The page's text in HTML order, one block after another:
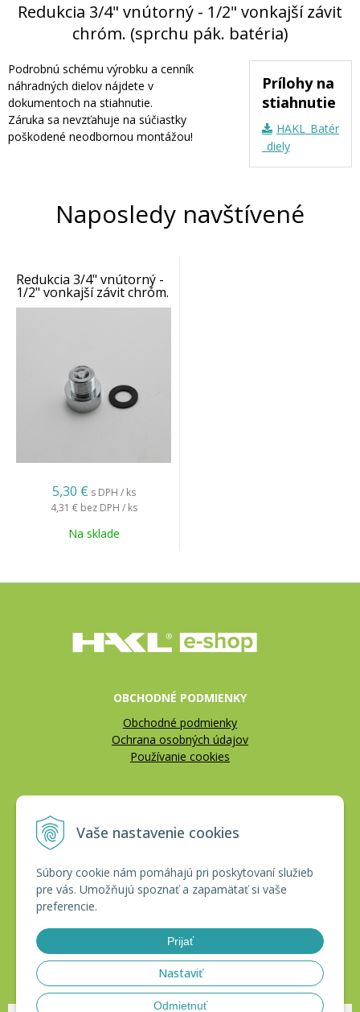
Vaše nastavenie cookies
Súbory cookie nám pomáhajú pri poskytovaní služieb
pre vás. Umožňujú spoznať a zapamätať si vaše
preferencie.
Prijať
Nastaviť
Odmietnuť
Redukcia 3/4" vnútorný - 1/2" vonkajší závit
chróm. (sprchu pák. batéria)
Prílohy na
stiahnutie
_diely
Podrobnú schému výrobku a cenník
náhradných dielov nájdete v
dokumentoch na stiahnutie.
Záruka sa nevzťahuje na súčiastky
poškodené neodbornou montážou!
Naposledy navštívené
Redukcia 3/4" vnútorný -
1/2" vonkajší závit chróm.
(sprchu pák. batéria)
5,30 € s DPH / ks
4,31 € bez DPH / ks
Na sklade
OBCHODNÉ PODMIENKY
Obchodné podmienky
Ochrana osobných údajov
Používanie cookies
Reklamačný poriadok
CERTIFIKÁTY